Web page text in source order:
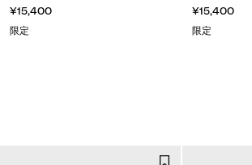
¥15,400
限定
¥15,400
限定